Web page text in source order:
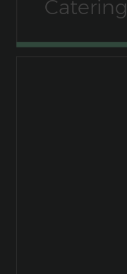
Catering